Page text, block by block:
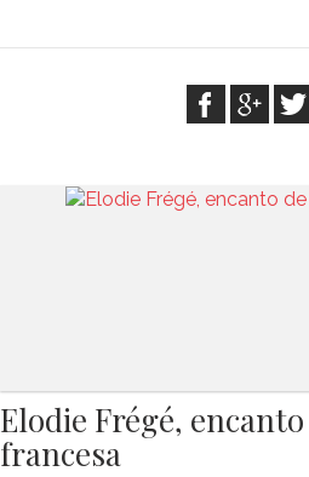
Elodie Frégé,
francesa